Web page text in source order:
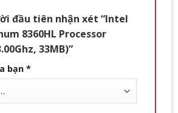
đầu tiên nhận xét “Intel
8360HL Processor
33MB)”
bạn *